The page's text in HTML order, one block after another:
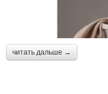
читать дальше →